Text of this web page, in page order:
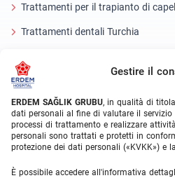
Gestire il
ERDEM SAĞLIK GRUBU, in qualità di
dati personali al fine di valutare il servizio
processi di trattamento e realizzare
personali sono trattati e protetti in
protezione dei dati personali («KVKK») e
È possibile accedere all'informativa
Trattamenti per il trapianto di
Trattamenti dentali Turchia
About Erdem
Chi siamo
Unità mediche
Squadra medica